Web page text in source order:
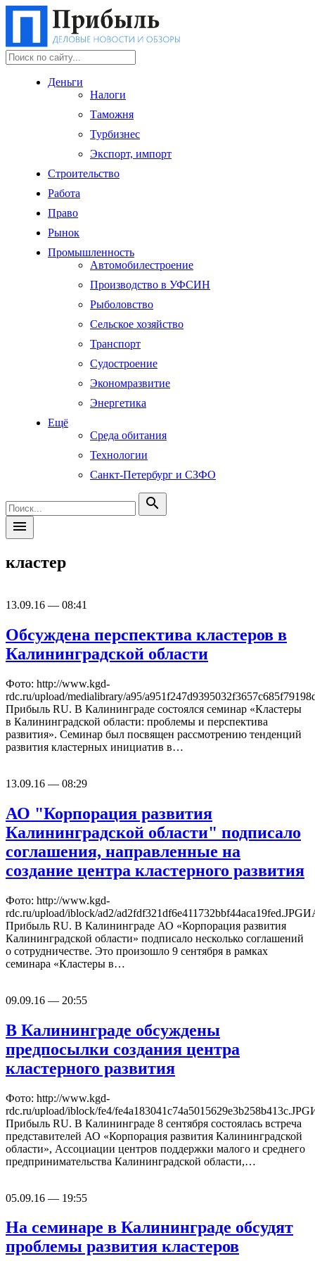
Деньги
Налоги
Таможня
Турбизнес
Экспорт, импорт
Строительство
Работа
Право
Рынок
Промышленность
Автомобилестроение
Производство в УФСИН
Рыболовство
Сельское хозяйство
Транспорт
Судостроение
Экономразвитие
Энергетика
Ещё
Среда обитания
Технологии
Санкт-Петербург и СЗФО
search
menu
кластер
13.09.16 — 08:41
Обсуждена перспектива кластеров в
Калининградской области
Фото: http://www.kgd-
rdc.ru/upload/medialibrary/a95/
Прибыль RU. В Калининграде состоялся семинар «Кластеры
в Калининградской области: проблемы и перспектива
развития». Семинар был посвящен рассмотрению тенденций
развития кластерных инициатив в…
13.09.16 — 08:29
АО "Корпорация развития
Калининградской области" подписало
соглашения, направленные на
создание центра кластерного развития
Фото: http://www.kgd-
rdc.ru/upload/iblock/ad2/
Прибыль RU. В Калининграде АО «Корпорация развития
Калининградской области» подписало несколько соглашений
о сотрудничестве. Это произошло 9 сентября в рамках
семинара «Кластеры в…
09.09.16 — 20:55
В Калининграде обсуждены
предпосылки создания центра
кластерного развития
Фото: http://www.kgd-
rdc.ru/upload/iblock/fe4/
Прибыль RU. В Калининграде 8 сентября состоялась встреча
представителей АО «Корпорация развития Калининградской
области», Ассоциации центров поддержки малого и среднего
предпринимательства Калининградской области,…
05.09.16 — 19:55
На семинаре в Калининграде обсудят
проблемы развития кластеров